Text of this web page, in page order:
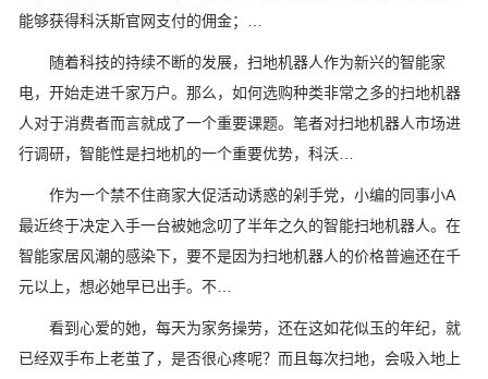
能够获得科沃斯官网支付的佣金；…
随着科技的持续不断的发展，扫地机器人作为新兴的智能家
电，开始走进千家万户。那么，如何选购种类非常之多的扫地机器
人对于消费者而言就成了一个重要课题。笔者对扫地机器人市场进
行调研，智能性是扫地机的一个重要优势，科沃…
作为一个禁不住商家大促活动诱惑的剁手党，小编的同事小A
最近终于决定入手一台被她念叨了半年之久的智能扫地机器人。在
智能家居风潮的感染下，要不是因为扫地机器人的价格普遍还在千
元以上，想必她早已出手。不…
看到心爱的她，每天为家务操劳，还在这如花似玉的年纪，就
已经双手布上老茧了，是否很心疼呢？而且每次扫地，会吸入地上